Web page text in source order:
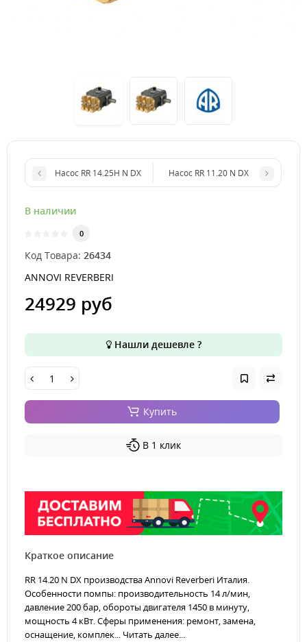
Насос RR 14.25H N DX Насос RR 11.20 N DX
В наличии
0
Код Товара: 26434
ANNOVI REVERBERI
24929 руб
Нашли дешевле ?
Купить
В 1 клик
Краткое описание
RR 14.20 N DX производства Annovi Reverberi Италия.
Особенности помпы: производительность 14 л/мин,
давление 200 бар, обороты двигателя 1450 в минуту,
мощность 4 кВт. Сферы применения: ремонт, замена,
оснащение, комплек... Читать далее...